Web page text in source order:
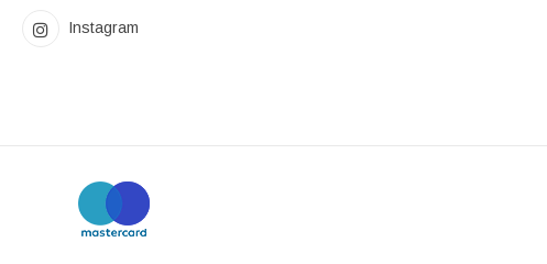
Instagram